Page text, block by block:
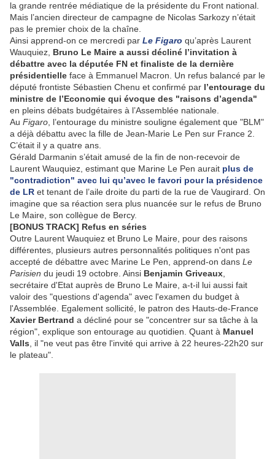
la grande rentrée médiatique de la présidente du Front national.
Mais l’ancien directeur de campagne de Nicolas Sarkozy n’était
pas le premier choix de la chaîne.
Ainsi apprend-on ce mercredi par Le Figaro qu’après Laurent
Wauquiez, Bruno Le Maire a aussi décliné l’invitation à
débattre avec la députée FN et finaliste de la dernière
présidentielle face à Emmanuel Macron. Un refus balancé par le
député frontiste Sébastien Chenu et confirmé par l’entourage du
ministre de l’Economie qui évoque des "raisons d’agenda"
en pleins débats budgétaires à l’Assemblée nationale.
Au Figaro , l’entourage du ministre souligne également que "BLM"
a déjà débattu avec la fille de Jean-Marie Le Pen sur France 2.
C’était il y a quatre ans.
Gérald Darmanin s’était amusé de la fin de non-recevoir de
Laurent Wauquiez, estimant que Marine Le Pen aurait plus de
"contradiction" avec lui qu’avec le favori pour la présidence
de LR et tenant de l’aile droite du parti de la rue de Vaugirard. On
imagine que sa réaction sera plus nuancée sur le refus de Bruno
Le Maire, son collègue de Bercy.
[BONUS TRACK] Refus en séries
Outre Laurent Wauquiez et Bruno Le Maire, pour des raisons
différentes, plusieurs autres personnalités politiques n'ont pas
accepté de débattre avec Marine Le Pen, apprend-on dans Le
Parisien du jeudi 19 octobre. Ainsi Benjamin Griveaux
secrétaire d'Etat auprès de Bruno Le Maire, a-t-il lui aussi fait
valoir des "questions d'agenda" avec l'examen du budget à
l'Assemblée. Egalement sollicité, le patron des Hauts-de-France
Xavier Bertrand a décliné pour se "concentrer sur sa tâche à la
région", explique son entourage au quotidien. Quant à Manuel
Valls , il "ne veut pas être l'invité qui arrive à 22 heures-22h20 sur
le plateau".